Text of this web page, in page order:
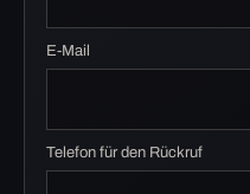
E-Mail
Telefon für den Rückruf